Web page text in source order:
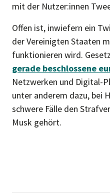
mit der Nutzer:innen
Offen ist, inwiefern ein
der Vereinigten Staaten
funktionieren wird.
gerade beschlossene
Netzwerken und Digital-
unter anderem dazu, bei
schwere Fälle den
Musk gehört.